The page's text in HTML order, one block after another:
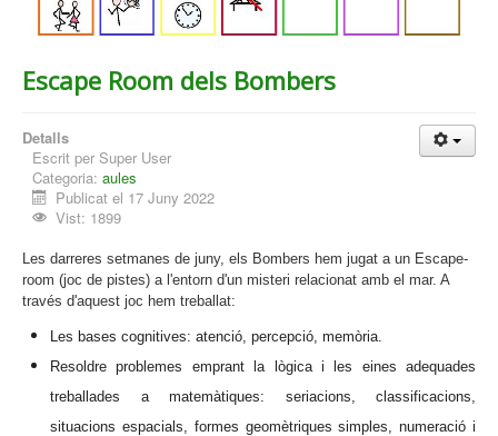
Escape Room dels Bombers
Detalls
Escrit per Super User
Categoria: aules
Publicat el 17 Juny 2022
Vist: 1899
Les darreres setmanes de juny, els Bombers hem jugat a un Escape-
room (joc de pistes) a l'entorn d'un misteri relacionat amb el mar. A
través d'aquest joc hem treballat:
Les bases cognitives: atenció, percepció, memòria.
Resoldre problemes emprant la lògica i les eines adequades
treballades a matemàtiques: seriacions, classificacions,
situacions espacials, formes geomètriques simples, numeració i